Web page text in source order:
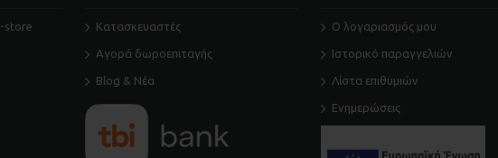
store Κατασκευαστές
Αγορά δωροεπιταγής
Blog & Νέα
O λογαριασμός μου
Ιστορικό παραγγελιών
Λίστα επιθυμιών
Ενημερώσεις